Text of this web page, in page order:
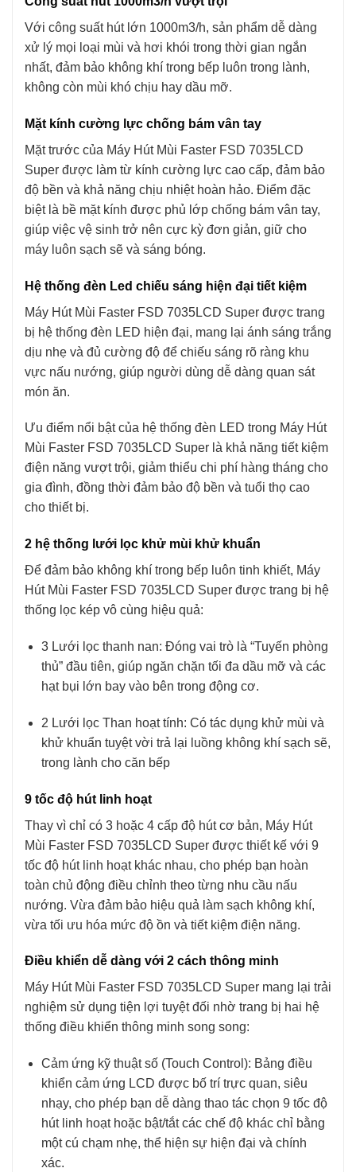
Với công suất hút lớn 1000m3/h, sản phẩm dễ dàng
xử lý mọi loại mùi và hơi khói trong thời gian ngắn
nhất, đảm bảo không khí trong bếp luôn trong lành,
không còn mùi khó chịu hay dầu mỡ.
Mặt kính cường lực chống bám vân tay
Mặt trước của Máy Hút Mùi Faster FSD 7035LCD
Super được làm từ kính cường lực cao cấp, đảm bảo
độ bền và khả năng chịu nhiệt hoàn hảo. Điểm đặc
biệt là bề mặt kính được phủ lớp chống bám vân tay,
giúp việc vệ sinh trở nên cực kỳ đơn giản, giữ cho
máy luôn sạch sẽ và sáng bóng.
Hệ thống đèn Led chiếu sáng hiện đại tiết kiệm
Máy Hút Mùi Faster FSD 7035LCD Super được trang
bị hệ thống đèn LED hiện đại, mang lại ánh sáng trắng
dịu nhẹ và đủ cường độ để chiếu sáng rõ ràng khu
vực nấu nướng, giúp người dùng dễ dàng quan sát
món ăn.
Ưu điểm nổi bật của hệ thống đèn LED trong Máy Hút
Mùi Faster FSD 7035LCD Super là khả năng tiết kiệm
điện năng vượt trội, giảm thiểu chi phí hàng tháng cho
gia đình, đồng thời đảm bảo độ bền và tuổi thọ cao
cho thiết bị.
2 hệ thống lưới lọc khử mùi khử khuẩn
Để đảm bảo không khí trong bếp luôn tinh khiết, Máy
Hút Mùi Faster FSD 7035LCD Super được trang bị hệ
thống lọc kép vô cùng hiệu quả:
3 Lưới lọc thanh nan: Đóng vai trò là “Tuyến phòng
thủ” đầu tiên, giúp ngăn chặn tối đa dầu mỡ và các
hạt bụi lớn bay vào bên trong động cơ.
2 Lưới lọc Than hoạt tính: Có tác dụng khử mùi và
khử khuẩn tuyệt vời trả lại luồng không khí sạch sẽ,
trong lành cho căn bếp
9 tốc độ hút linh hoạt
Thay vì chỉ có 3 hoặc 4 cấp độ hút cơ bản, Máy Hút
Mùi Faster FSD 7035LCD Super được thiết kế với 9
tốc độ hút linh hoạt khác nhau, cho phép bạn hoàn
toàn chủ động điều chỉnh theo từng nhu cầu nấu
nướng. Vừa đảm bảo hiệu quả làm sạch không khí,
vừa tối ưu hóa mức độ ồn và tiết kiệm điện năng.
Điều khiển dễ dàng với 2 cách thông minh
Máy Hút Mùi Faster FSD 7035LCD Super mang lại trải
nghiệm sử dụng tiện lợi tuyệt đối nhờ trang bị hai hệ
thống điều khiển thông minh song song:
Cảm ứng kỹ thuật số (Touch Control): Bảng điều
khiển cảm ứng LCD được bố trí trực quan, siêu
nhạy, cho phép bạn dễ dàng thao tác chọn 9 tốc độ
hút linh hoạt hoặc bật/tắt các chế độ khác chỉ bằng
một cú chạm nhẹ, thể hiện sự hiện đại và chính
xác.